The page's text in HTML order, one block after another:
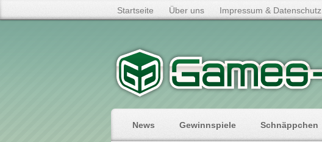
Startseite Über uns Impressum & Datenschutz
News Gewinnspiele Schnäppchen